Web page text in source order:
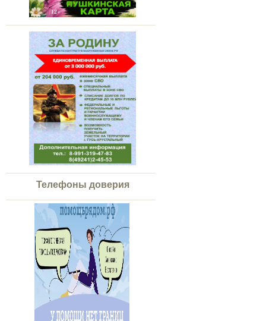
Телефоны доверия